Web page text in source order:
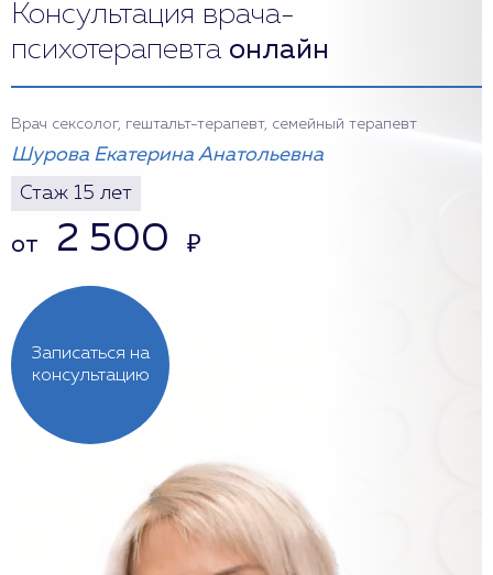
Консультация врача-
психотерапевта онлайн
Записаться на
консультацию
Врач сексолог, гештальт-терапевт, семейный терапевт
Шурова Екатерина Анатольевна
Стаж 15 лет
от 2 500 ₽